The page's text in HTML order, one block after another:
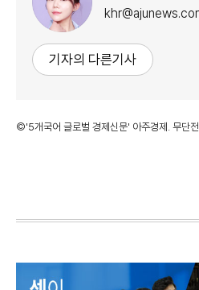
기자의 다른기사
©'5개국어 글로벌 경제신문' 아주경제. 무단전